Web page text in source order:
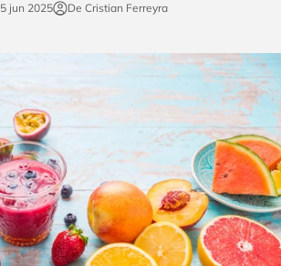
5 jun 2025 De Cristian Ferreyra